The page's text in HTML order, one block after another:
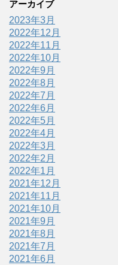
アーカイブ
2023年3月
2022年12月
2022年11月
2022年10月
2022年9月
2022年8月
2022年7月
2022年6月
2022年5月
2022年4月
2022年3月
2022年2月
2022年1月
2021年12月
2021年11月
2021年10月
2021年9月
2021年8月
2021年7月
2021年6月